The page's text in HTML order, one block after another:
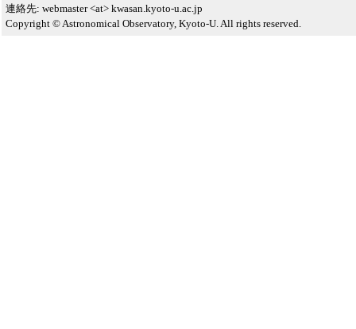
連絡先: webmaster <at> kwasan.kyoto-u.ac.jp
Copyright © Astronomical Observatory, Kyoto-U. All rights reserved.